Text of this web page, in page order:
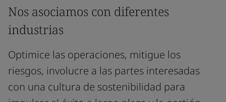
Nos asociamos con diferentes
industrias
Optimice las operaciones, mitigue los
riesgos, involucre a las partes interesadas
con una cultura de sostenibilidad para